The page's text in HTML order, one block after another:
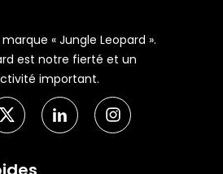
« Jungle Leopard ».
est notre fierté et un
important.